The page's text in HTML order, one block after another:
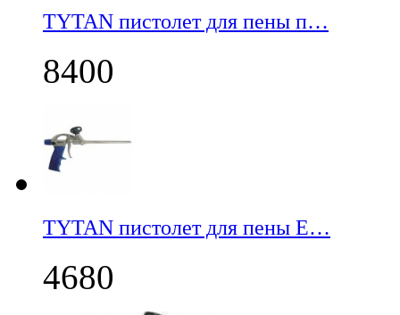
TYTAN пистолет для пены п…
8400
TYTAN пистолет для пены E…
4680